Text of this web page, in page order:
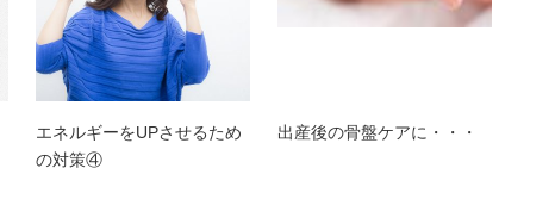
エネルギーをUPさせるため
の対策④
出産後の骨盤ケアに・・・